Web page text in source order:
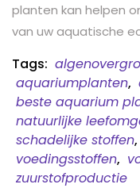
planten kan helpen
van uw aquatische
Tags:
aquariumplanten,
beste aquarium
natuurlijke
schadelijke stoffen,
voedingsstoffen,
zuurstofproductie